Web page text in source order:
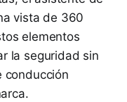
vista de 360
elementos
la seguridad sin
conducción